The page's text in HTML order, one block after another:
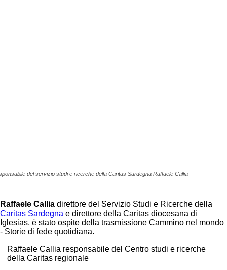
del servizio studi e ricerche della Caritas Sardegna Raffaele Callia
Raffaele Callia direttore del Servizio Studi e Ricerche della
Caritas Sardegna e direttore della Caritas diocesana di
Iglesias, è stato ospite della trasmissione Cammino nel mondo
- Storie di fede quotidiana.
Raffaele Callia responsabile del Centro studi e ricerche
della Caritas regionale